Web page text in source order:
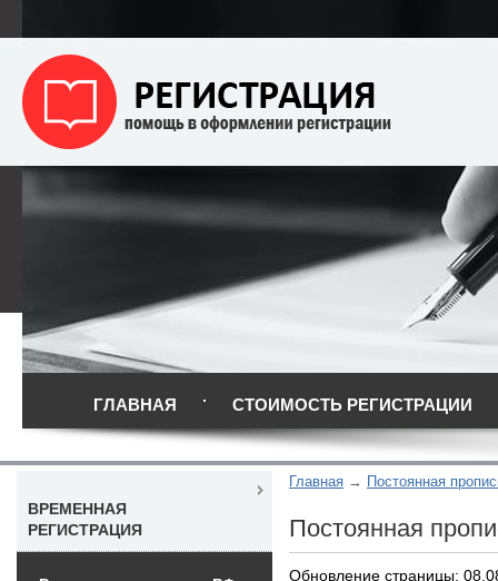
ГЛАВНАЯ СТОИМОСТЬ РЕГИСТРАЦИИ
Главная Постоянная
Постоянная
Обновление страницы:
ВРЕМЕННАЯ
РЕГИСТРАЦИЯ